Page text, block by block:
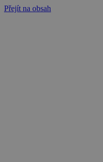
Přejít na obsah